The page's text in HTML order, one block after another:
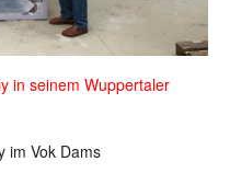
in seinem Wuppertaler
im Vok Dams